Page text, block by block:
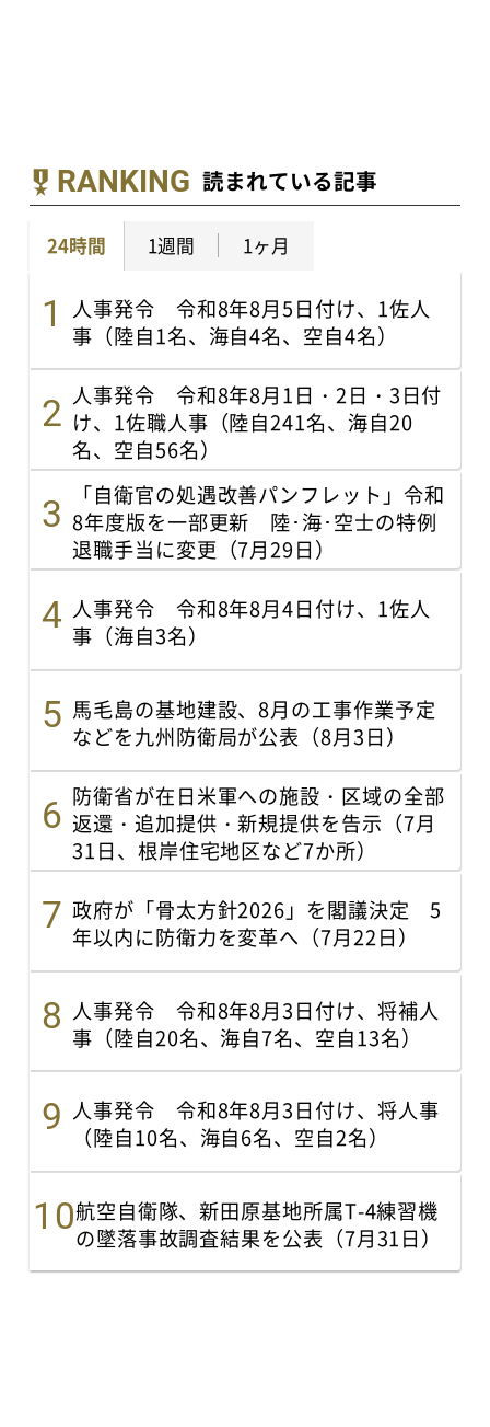
RANKING 読まれている記事
24時間 1週間 1ヶ月
人事発令 令和8年8月5日付け、1佐人
事（陸自1名、海自4名、空自4名）
人事発令 令和8年8月1日・2日・3日付
け、1佐職人事（陸自241名、海自20
名、空自56名）
「自衛官の処遇改善パンフレット」令和
8年度版を一部更新 陸･海･空士の特例
退職手当に変更（7月29日）
人事発令 令和8年8月4日付け、1佐人
事（海自3名）
馬毛島の基地建設、8月の工事作業予定
などを九州防衛局が公表（8月3日）
防衛省が在日米軍への施設・区域の全部
返還・追加提供・新規提供を告示（7月
31日、根岸住宅地区など7か所）
政府が「骨太方針2026」を閣議決定 5
年以内に防衛力を変革へ（7月22日）
人事発令 令和8年8月3日付け、将補人
事（陸自20名、海自7名、空自13名）
人事発令 令和8年8月3日付け、将人事
（陸自10名、海自6名、空自2名）
航空自衛隊、新田原基地所属T-4練習機
の墜落事故調査結果を公表（7月31日）